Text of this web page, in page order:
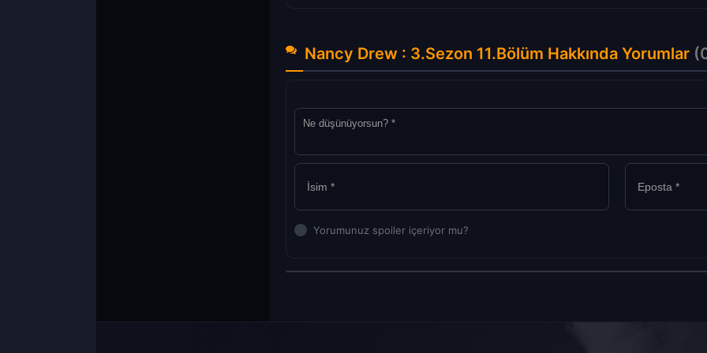
Nancy Drew : 3.Sezon 11.Bölüm Hakkında Yorumlar
Yorumunuz spoiler içeriyor mu?